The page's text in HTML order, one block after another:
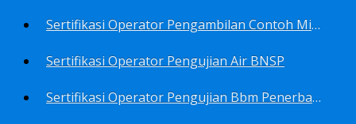
Sertifikasi Operator Pengambilan Contoh Minyak Bumi, Gas Bumi, Bbm- Bbn- Pelumas, Udara, Limbah, Air BNSP
Sertifikasi Operator Pengujian Air BNSP
Sertifikasi Operator Pengujian Bbm Penerbangan Dan Non Penerbangan BNSP